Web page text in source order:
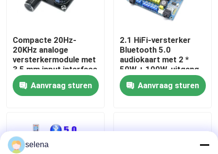
Nieuws
Gevallen
Versterkerbordmodule
Compacte 20Hz-
20KHz analoge
versterkermodule met
3,5 mm input interface
en zilveren afwerking
Aanvraag sturen
2.1 HiFi-versterker
Bluetooth 5.0
audiokaart met 2 *
50W + 100W-uitgang
en DC12 ~ 24V-
voedingAanvraag sturen
selena